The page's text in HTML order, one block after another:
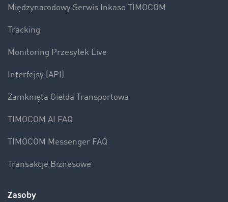
Międzynarodowy Serwis Inkaso TIMOCOM
Tracking
Monitoring Przesyłek Live
Interfejsy (API)
Zamknięta Giełda Transportowa
TIMOCOM AI FAQ
TIMOCOM Messenger FAQ
Transakcje Biznesowe
Zasoby